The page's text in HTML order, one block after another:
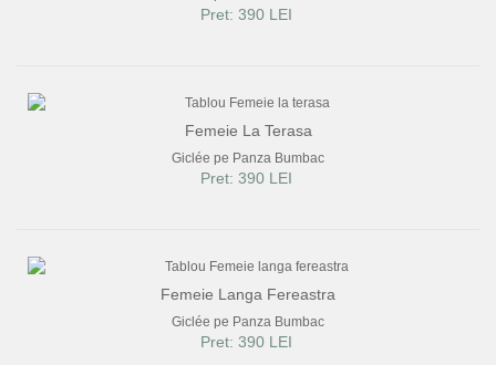
Pret: 390 LEI
Femeie La Terasa
Giclée pe Panza Bumbac
Pret: 390 LEI
Femeie Langa Fereastra
Giclée pe Panza Bumbac
Pret: 390 LEI